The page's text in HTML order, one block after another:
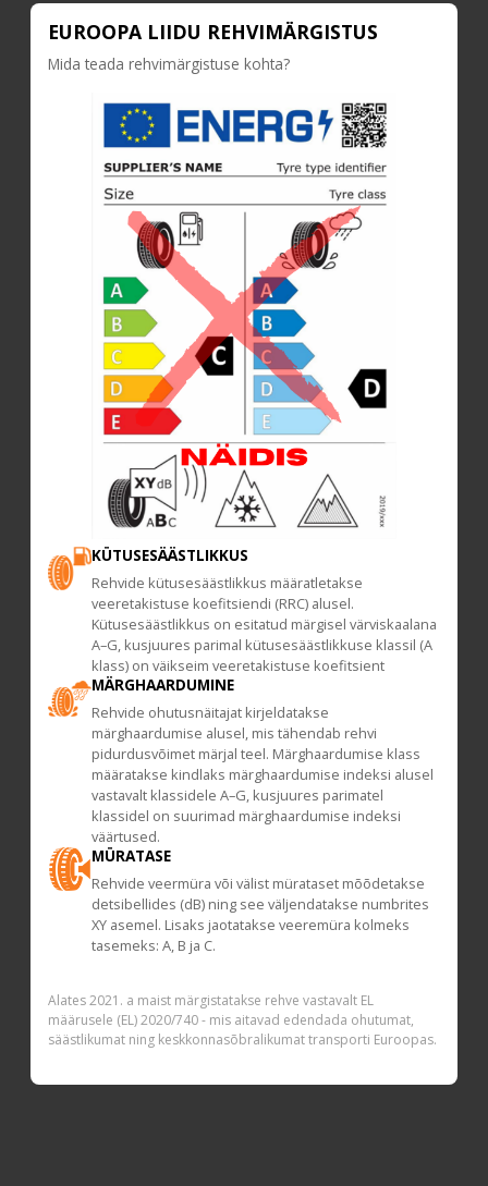
EUROOPA LIIDU REHVIMÄRGISTUS
Mida teada rehvimärgistuse kohta?
KÜTUSESÄÄSTLIKKUS
Rehvide kütusesäästlikkus määratletakse
veeretakistuse koefitsiendi (RRC) alusel.
Kütusesäästlikkus on esitatud märgisel värviskaalana
A–G, kusjuures parimal kütusesäästlikkuse klassil (A
klass) on väikseim veeretakistuse koefitsient
MÄRGHAARDUMINE
Rehvide ohutusnäitajat kirjeldatakse
märghaardumise alusel, mis tähendab rehvi
pidurdusvõimet märjal teel. Märghaardumise klass
määratakse kindlaks märghaardumise indeksi alusel
vastavalt klassidele A–G, kusjuures parimatel
klassidel on suurimad märghaardumise indeksi
väärtused.
MÜRATASE
Rehvide veermüra või välist mürataset mõõdetakse
detsibellides (dB) ning see väljendatakse numbrites
XY asemel. Lisaks jaotatakse veeremüra kolmeks
tasemeks: A, B ja C.
Alates 2021. a maist märgistatakse rehve vastavalt EL
määrusele (EL) 2020/740 - mis aitavad edendada ohutumat,
säästlikumat ning keskkonnasõbralikumat transporti Euroopas.